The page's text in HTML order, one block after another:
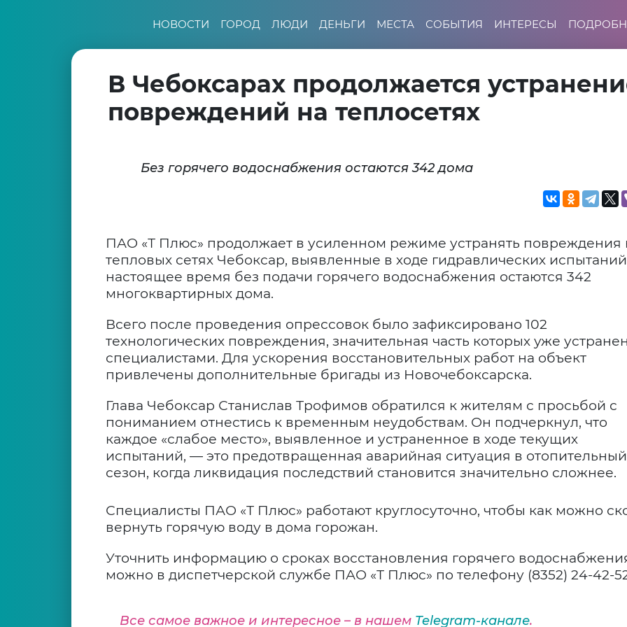
НОВОСТИ ГОРОД ЛЮДИ ДЕНЬГИ МЕСТА СОБЫТИЯ ИНТЕРЕСЫ
В Чебоксарах продолжается
повреждений на теплосетях
Без горячего водоснабжения остаются 342 дома
ПАО «Т Плюс» продолжает в усиленном режиме устранять повреждения
тепловых сетях Чебоксар, выявленные в ходе гидравлических
настоящее время без подачи горячего водоснабжения остаются 342
многоквартирных дома.
Всего после проведения опрессовок было зафиксировано 102
технологических повреждения, значительная часть которых уже
специалистами. Для ускорения восстановительных работ на объект
привлечены дополнительные бригады из Новочебоксарска.
Глава Чебоксар Станислав Трофимов обратился к жителям с просьбой с
пониманием отнестись к временным неудобствам. Он подчеркнул, что
каждое «слабое место», выявленное и устраненное в ходе текущих
испытаний, — это предотвращенная аварийная ситуация в отопительный
сезон, когда ликвидация последствий становится значительно сложнее.
Специалисты ПАО «Т Плюс» работают круглосуточно, чтобы как можно
вернуть горячую воду в дома горожан.
Уточнить информацию о сроках восстановления горячего
можно в диспетчерской службе ПАО «Т Плюс» по телефону (8352) 24-42-
Все самое важное и интересное – в нашем Telegram-канале.